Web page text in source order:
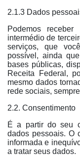
2.1.3 Dados
Podemos
intermédio de
serviços, que
possível, ainda
bases públicas,
Receita Federal,
mesmo dados
rede sociais,
2.2. Consentimento
É a partir do seu
dados pessoais. O
informada e
a tratar seus dados.